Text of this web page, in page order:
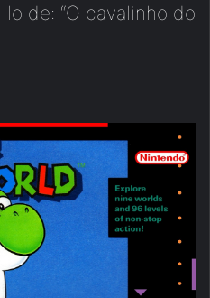
de: “O cavalinho do